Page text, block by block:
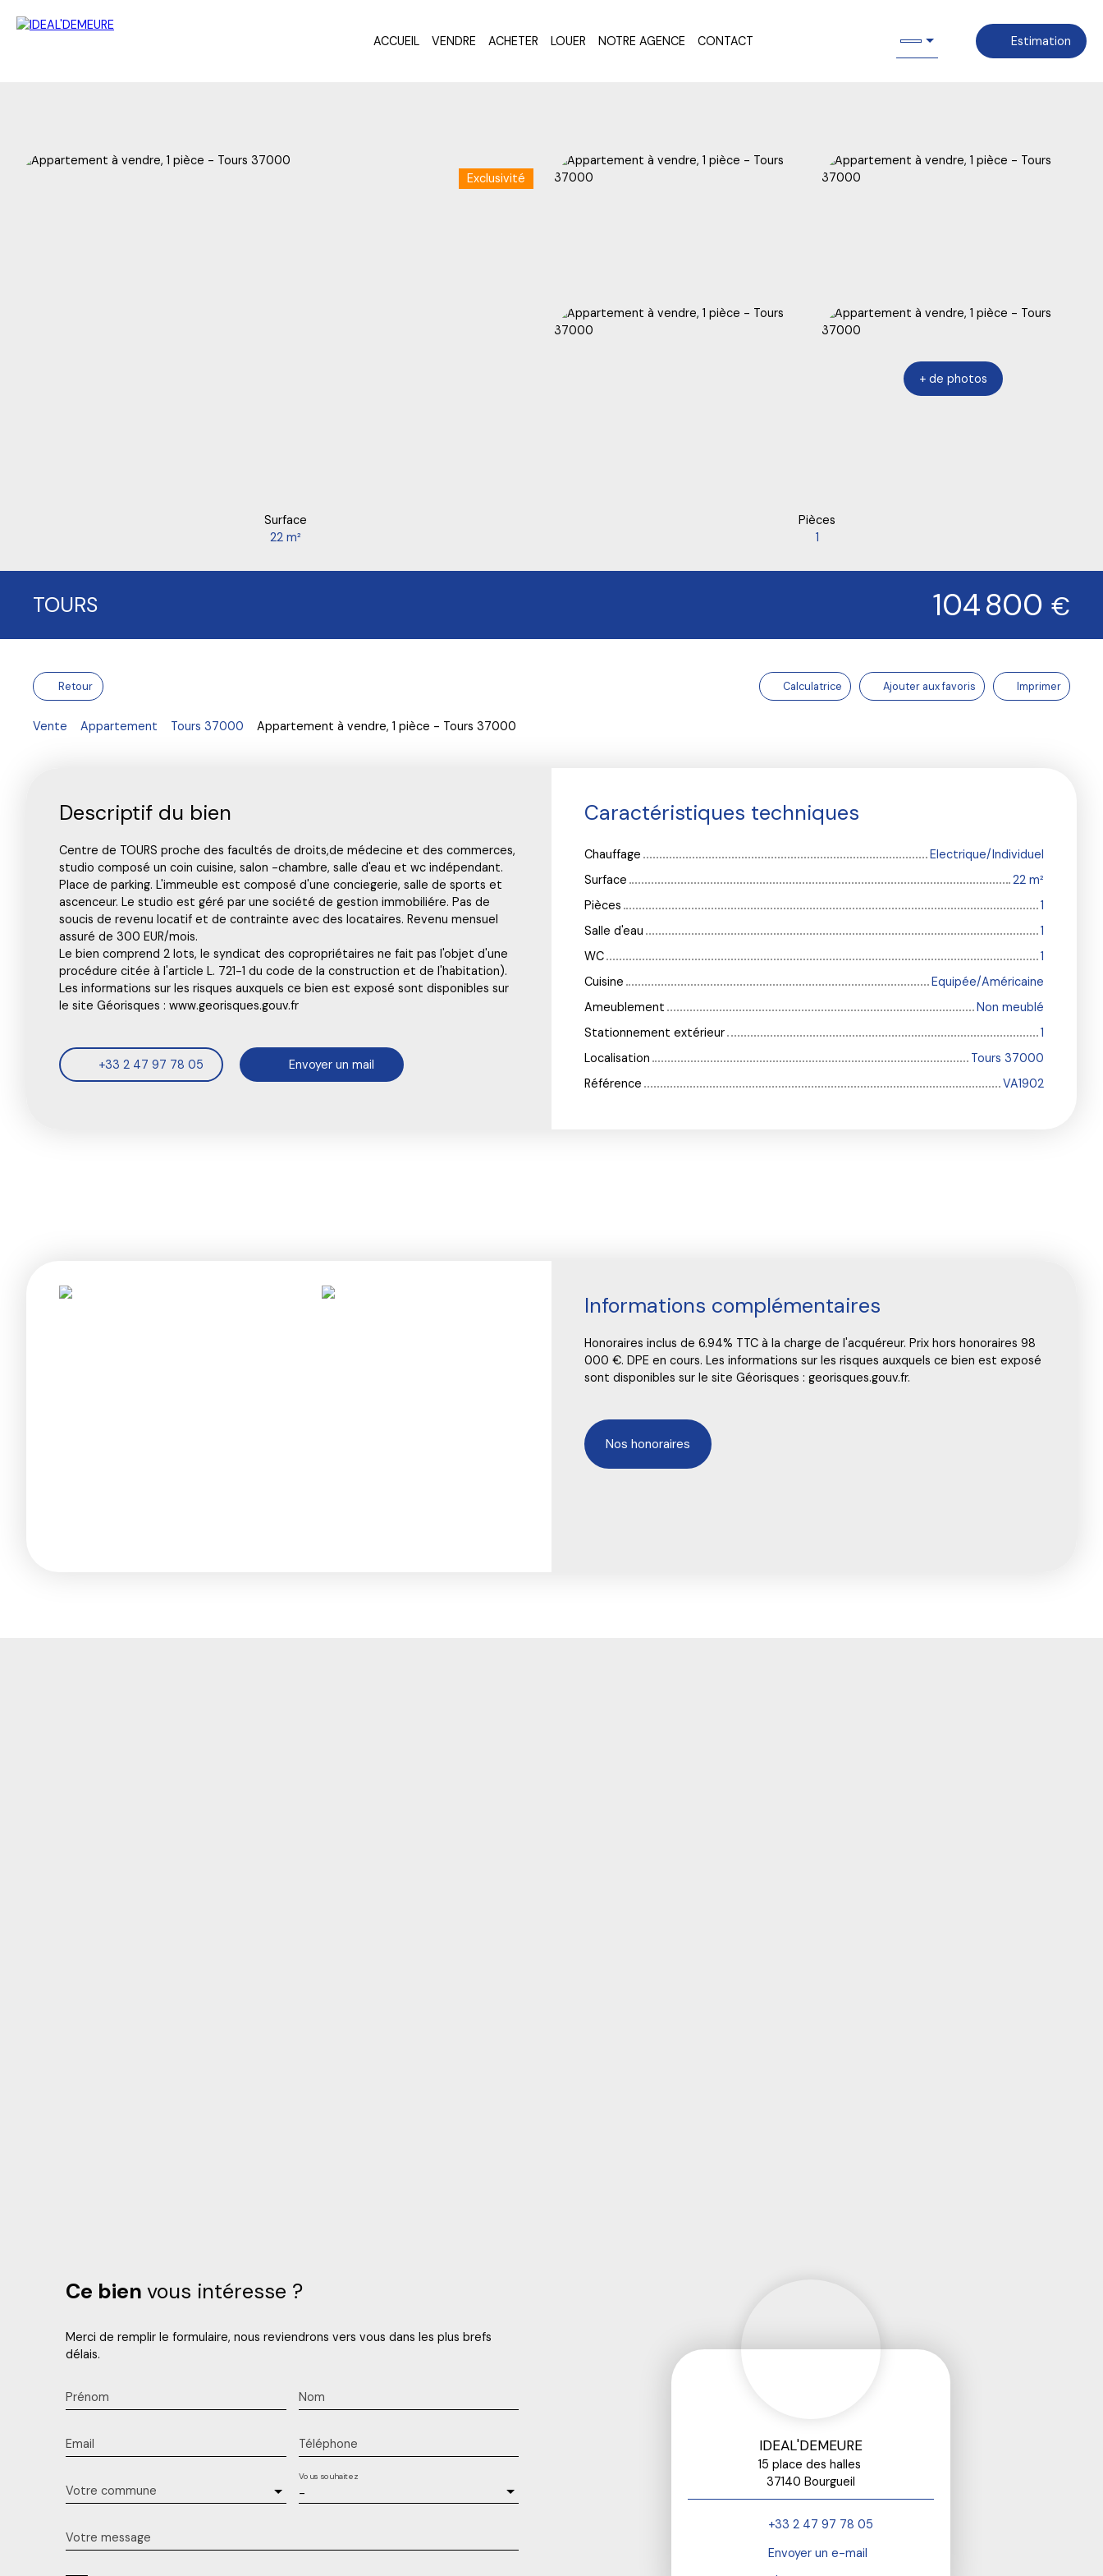
ACCUEIL VENDRE ACHETER LOUER NOTRE AGENCE CONTACT Estimation
Exclusivité
+ de photos
Surface
22m²
Pièces
1
TOURS 104 800 €
Retour Calculatrice Ajouter aux favoris Imprimer
Vente Appartement Tours 37000 Appartement à vendre, 1 pièce - Tours 37000
Descriptif du bien
Centre de TOURS proche des facultés de droits,de médecine et des commerces,
studio composé un coin cuisine, salon -chambre, salle d'eau et wc indépendant.
Place de parking. L'immeuble est composé d'une conciegerie, salle de sports et
ascenceur. Le studio est géré par une société de gestion immobiliére. Pas de
soucis de revenu locatif et de contrainte avec des locataires. Revenu mensuel
assuré de 300 EUR/mois.
Le bien comprend 2 lots, le syndicat des copropriétaires ne fait pas l'objet d'une
procédure citée à l'article L. 721-1 du code de la construction et de l'habitation).
Les informations sur les risques auxquels ce bien est exposé sont disponibles sur
le site Géorisques : www.georisques.gouv.fr
+33 2 47 97 78 05 Envoyer un mail
Caractéristiques techniques
Chauffage
Electrique/Individuel
Surface
22 m²
Pièces
1
Salle d'eau
1
WC
1
Cuisine
Equipée/Américaine
Ameublement
Non meublé
Stationnement extérieur
1
Localisation
Tours 37000
Référence
VA1902
Informations complémentaires
Honoraires inclus de 6.94% TTC à la charge de l'acquéreur. Prix hors honoraires 98
000 €. DPE en cours. Les informations sur les risques auxquels ce bien est exposé
sont disponibles sur le site Géorisques : georisques.gouv.fr.
Nos honoraires
Ce bien vous intéresse ?
Merci de remplir le formulaire, nous reviendrons vers vous dans les plus brefs
délais.
Prénom Nom
Email Téléphone
Votre commune -
Vous souhaitez
Votre message
IDEAL'DEMEURE
15 place des halles
37140 Bourgueil
+33 2 47 97 78 05
Envoyer un e-mail